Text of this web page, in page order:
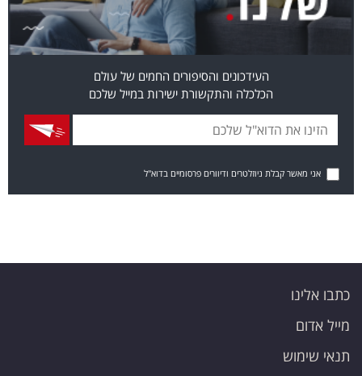
העידכונים והסיפורים החמים של עולם
הכלכלה והתקשורת ישירות במייל שלכם
אני מאשר קבלת ניוזלטרים ודיוורים פרסומיים בדוא"ל
כתבו אלינו
מייל אדום
תנאי שימוש